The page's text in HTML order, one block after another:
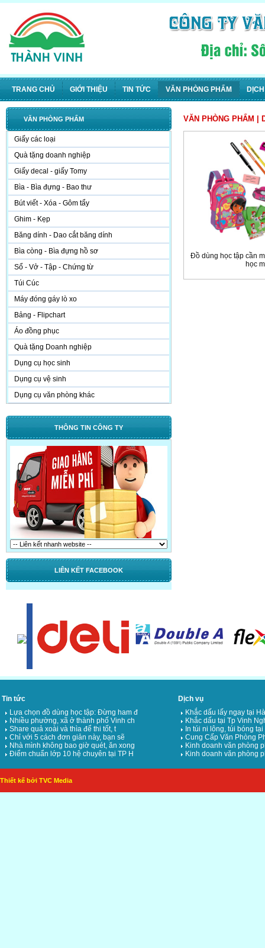
TRANG CHỦ GIỚI THIỆU TIN TỨC VĂN PHÒNG PHẨM
VĂN PHÒNG PHẨM
Giấy các loại
Quà tặng doanh nghiệp
Giấy decal - giấy Tomy
Bìa - Bìa đựng - Bao thư
Bút viết - Xóa - Gôm tẩy
Ghim - Kẹp
Băng dính - Dao cắt băng dính
Bìa còng - Bìa đựng hồ sơ
Sổ - Vở - Tập - Chứng từ
Túi Cúc
Máy đóng gáy lò xo
Bảng - Flipchart
Áo đồng phục
Quà tặng Doanh nghiệp
Dụng cụ học sinh
Dụng cụ vệ sinh
Dụng cụ văn phòng khác
THÔNG TIN CÔNG TY
LIÊN KẾT FACEBOOK
VĂN PHÒNG PHẨM |
Đồ dùng học tập cần
học
Tin tức
Lựa chọn đồ dùng học tập: Đừng ham đ
Nhiều phường, xã ở thành phố Vinh ch
Share quả xoài và thìa để thi tốt, t
Chỉ với 5 cách đơn giản này, bạn sẽ
Nhà mình không bao giờ quét, ăn xong
Điểm chuẩn lớp 10 hệ chuyên tại TP H
Dịch vụ
Khắc dấu lấy ngay tại
Khắc dấu tại Tp Vinh
In túi ni lông, túi bóng
Cung Cấp Văn Phòng
Kinh doanh văn phòng
Kinh doanh văn phòng
Thiết kế bởi TVC Media